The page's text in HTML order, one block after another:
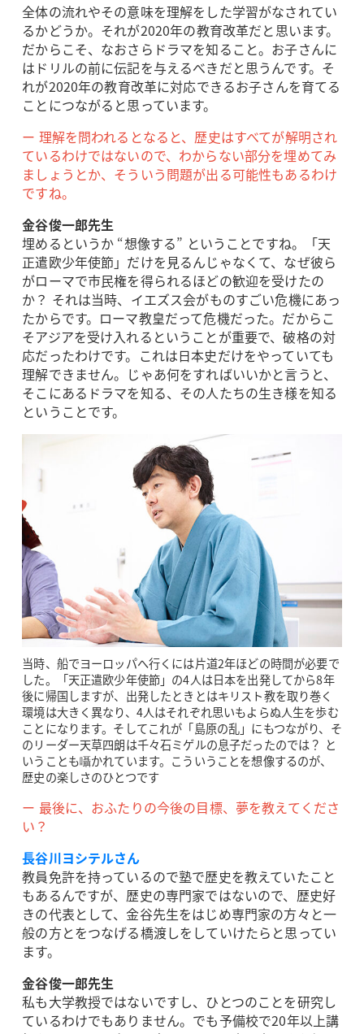
全体の流れやその意味を理解をした学習がなされてい
るかどうか。それが2020年の教育改革だと思います。
だからこそ、なおさらドラマを知ること。お子さんに
はドリルの前に伝記を与えるべきだと思うんです。そ
れが2020年の教育改革に対応できるお子さんを育てる
ことにつながると思っています。
ー 理解を問われるとなると、歴史はすべてが解明され
ているわけではないので、わからない部分を埋めてみ
ましょうとか、そういう問題が出る可能性もあるわけ
ですね。
金谷俊一郎先生
埋めるというか “想像する” ということですね。「天
正遣欧少年使節」だけを見るんじゃなくて、なぜ彼ら
がローマで市民権を得られるほどの歓迎を受けたの
か？ それは当時、イエズス会がものすごい危機にあっ
たからです。ローマ教皇だって危機だった。だからこ
そアジアを受け入れるということが重要で、破格の対
応だったわけです。これは日本史だけをやっていても
理解できません。じゃあ何をすればいいかと言うと、
そこにあるドラマを知る、その人たちの生き様を知る
ということです。
当時、船でヨーロッパへ行くには片道2年ほどの時間が必要で
した。「天正遣欧少年使節」の4人は日本を出発してから8年
後に帰国しますが、出発したときとはキリスト教を取り巻く
環境は大きく異なり、4人はそれぞれ思いもよらぬ人生を歩む
ことになります。そしてこれが「島原の乱」にもつながり、そ
のリーダー天草四朗は千々石ミゲルの息子だったのでは？ と
いうことも囁かれています。こういうことを想像するのが、
歴史の楽しさのひとつです
ー 最後に、おふたりの今後の目標、夢を教えてくださ
い？
長谷川ヨシテルさん
教員免許を持っているので塾で歴史を教えていたこと
もあるんですが、歴史の専門家ではないので、歴史好
きの代表として、金谷先生をはじめ専門家の方々と一
般の方とをつなげる橋渡しをしていけたらと思ってい
ます。
金谷俊一郎先生
私も大学教授ではないですし、ひとつのことを研究し
ているわけでもありません。でも予備校で20年以上講